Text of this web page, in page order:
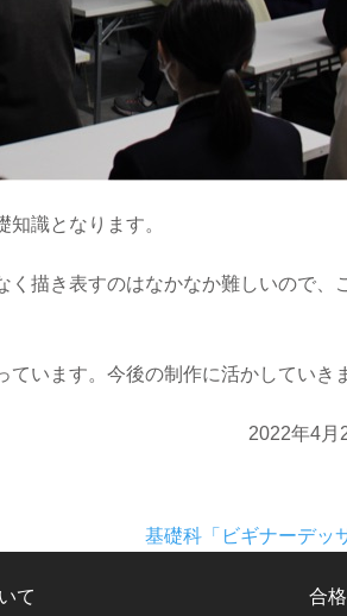
識となります。
描き表すのはなかなか難しいので、
います。今後の制作に活かしていき
2022年4月
基礎科「ビギナーデッ
て
合